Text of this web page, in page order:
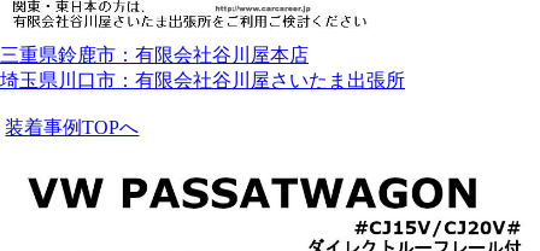
三重県鈴鹿市：有限会社谷川屋本店
埼玉県川口市：有限会社谷川屋さいたま出張所
装着事例TOPへ